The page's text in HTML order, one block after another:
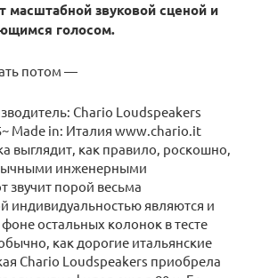
масштабной звуковой сценой и
голосом.
потом —
Chario Loudspeakers
Made in: Италия www.chario.it
выглядит, как правило, роскошно,
инженерными
звучит порой весьма
индивидуальностью являются и
остальных колонок в тесте
как дорогие итальянские
Chario Loudspeakers приобрела